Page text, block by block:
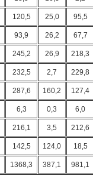
120,5 25,0 95,5
93,9 26,2 67,7
245,2 26,9 218,3
232,5 2,7 229,8
287,6 160,2 127,4
6,3 0,3 6,0
216,1 3,5 212,6
142,5 124,0 18,5
1368,3 387,1 981,1